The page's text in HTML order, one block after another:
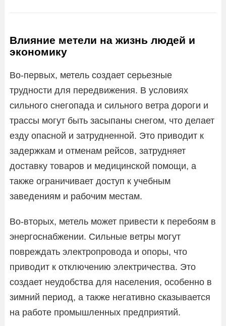
Влияние метели на жизнь людей и
экономику
Во-первых, метель создает серьезные
трудности для передвижения. В условиях
сильного снегопада и сильного ветра дороги и
трассы могут быть засыпаны снегом, что делает
езду опасной и затрудненной. Это приводит к
задержкам и отменам рейсов, затрудняет
доставку товаров и медицинской помощи, а
также ограничивает доступ к учебным
заведениям и рабочим местам.
Во-вторых, метель может привести к перебоям в
энергоснабжении. Сильные ветры могут
повреждать электропровода и опоры, что
приводит к отключению электричества. Это
создает неудобства для населения, особенно в
зимний период, а также негативно сказывается
на работе промышленных предприятий.